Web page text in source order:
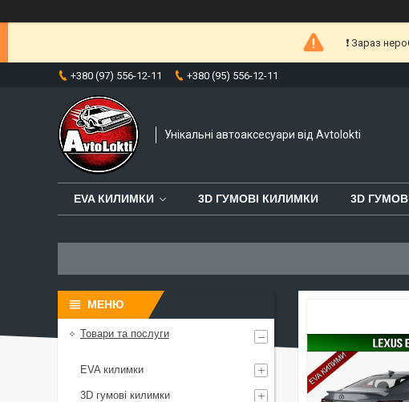
❗️ Зараз
+380 (97) 556-12-11 +380 (95) 556-12-11
Унікальні автоаксесуари від Avtolokti
EVA КИЛИМКИ 3D ГУМОВІ КИЛИМКИ 3D
Товари та послуги
EVA килимки
3D гумові килимки